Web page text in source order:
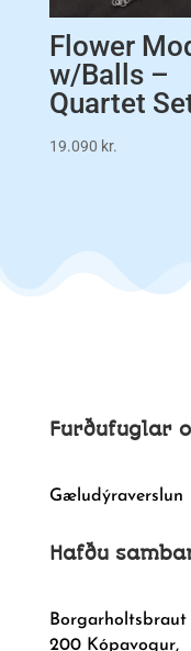
Flower
w/Balls –
Quartet
19.090 kr.
Furðufuglar
Gæludýraverslun
Hafðu
Borgarholtsbraut
200 Kópavogur,